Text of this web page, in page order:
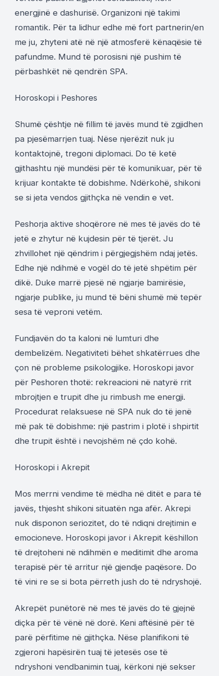
energjinë e dashurisë. Organizoni një takimi
romantik. Për ta lidhur edhe më fort partnerin/en
me ju, zhyteni atë në një atmosferë kënaqësie të
pafundme. Mund të porosisni një pushim të
përbashkët në qendrën SPA.
Horoskopi i Peshores
Shumë çështje në fillim të javës mund të zgjidhen
pa pjesëmarrjen tuaj. Nëse njerëzit nuk ju
kontaktojnë, tregoni diplomaci. Do të ketë
gjithashtu një mundësi për të komunikuar, për të
krijuar kontakte të dobishme. Ndërkohë, shikoni
se si jeta vendos gjithçka në vendin e vet.
Peshorja aktive shoqërore në mes të javës do të
jetë e zhytur në kujdesin për të tjerët. Ju
zhvillohet një qëndrim i përgjegjshëm ndaj jetës.
Edhe një ndihmë e vogël do të jetë shpëtim për
dikë. Duke marrë pjesë në ngjarje bamirësie,
ngjarje publike, ju mund të bëni shumë më tepër
sesa të veproni vetëm.
Fundjavën do ta kaloni në lumturi dhe
dembelizëm. Negativiteti bëhet shkatërrues dhe
çon në probleme psikologjike. Horoskopi javor
për Peshoren thotë: rekreacioni në natyrë rrit
mbrojtjen e trupit dhe ju rimbush me energji.
Procedurat relaksuese në SPA nuk do të jenë
më pak të dobishme: një pastrim i plotë i shpirtit
dhe trupit është i nevojshëm në çdo kohë.
Horoskopi i Akrepit
Mos merrni vendime të mëdha në ditët e para të
javës, thjesht shikoni situatën nga afër. Akrepi
nuk disponon seriozitet, do të ndiqni drejtimin e
emocioneve. Horoskopi javor i Akrepit këshillon
të drejtoheni në ndihmën e meditimit dhe aroma
terapisë për të arritur një gjendje paqësore. Do
të vini re se si bota përreth jush do të ndryshojë.
Akrepët punëtorë në mes të javës do të gjejnë
diçka për të vënë në dorë. Keni aftësinë për të
parë përfitime në gjithçka. Nëse planifikoni të
zgjeroni hapësirën tuaj të jetesës ose të
ndryshoni vendbanimin tuaj, kërkoni një sekser